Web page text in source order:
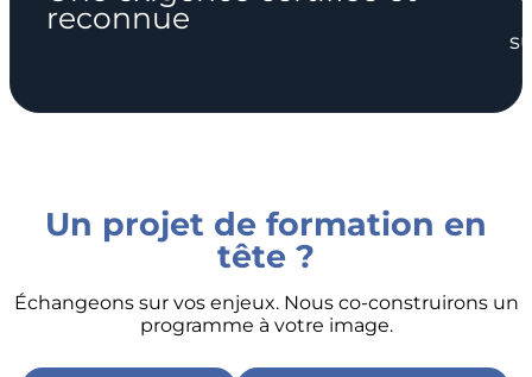
reconnue
Un projet de formation en
tête ?
Échangeons sur vos enjeux. Nous co-construirons un
programme à votre image.